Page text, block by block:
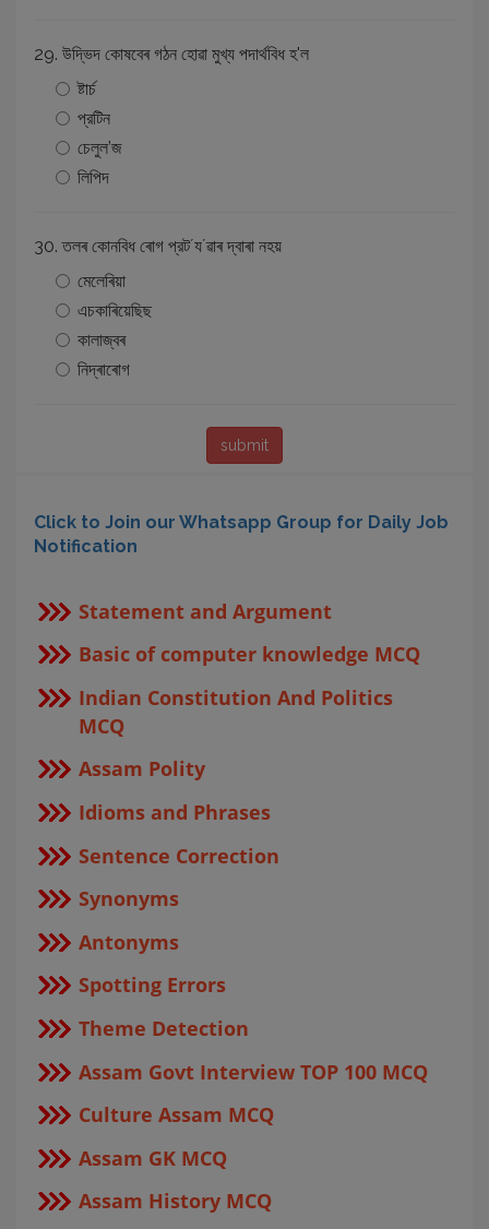
29. উদ্ভিদ কোষবেৰ গঠন হোৱা মুখ্য পদাৰ্থবিধ হ'ল
ষ্টাৰ্চ
প্রটিন
চেলুল’জ
লিপিদ
30. তলৰ কোনবিধ ৰোগ প্রটʼযʼৱাৰ দ্বাৰা নহয়
মেলেৰিয়া
এচকাৰিয়েছিছ
কালাজ্বৰ
নিদ্ৰাৰোগ
Click to Join our Whatsapp Group for Daily Job
Notification
Statement and Argument
Basic of computer knowledge MCQ
Indian Constitution And Politics
MCQ
Assam Polity
Idioms and Phrases
Sentence Correction
Synonyms
Antonyms
Spotting Errors
Theme Detection
Assam Govt Interview TOP 100 MCQ
Culture Assam MCQ
Assam GK MCQ
Assam History MCQ